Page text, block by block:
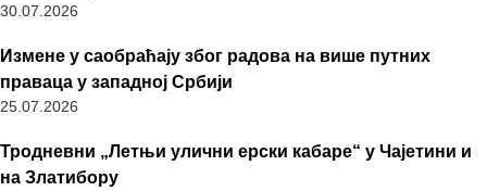
30.07.2026
Измене у саобраћају због радова на више путних
праваца у западној Србији
25.07.2026
Тродневни „Летњи улични ерски кабаре“ у Чајетини и
на Златибору